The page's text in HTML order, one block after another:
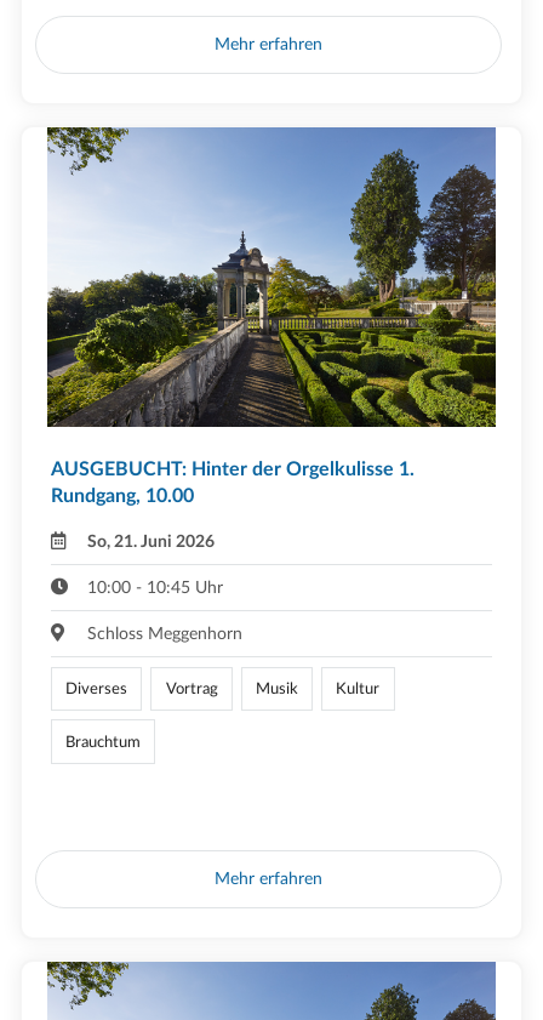
Mehr erfahren
AUSGEBUCHT: Hinter der Orgelkulisse 1.
Rundgang, 10.00
So, 21. Juni 2026
10:00 - 10:45 Uhr
Schloss Meggenhorn
Diverses Vortrag Musik Kultur
Brauchtum
Mehr erfahren